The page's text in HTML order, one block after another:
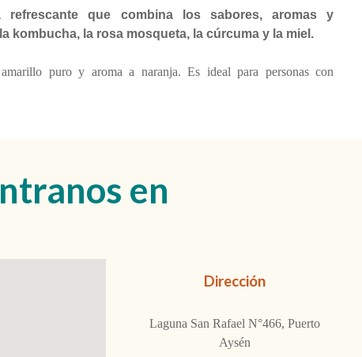
refrescante que combina los sabores, aromas y
kombucha, la rosa mosqueta, la cúrcuma y la miel.
puro y aroma a naranja. Es ideal para personas con
en
Dirección
Laguna San Rafael N°466, Puerto
Aysén